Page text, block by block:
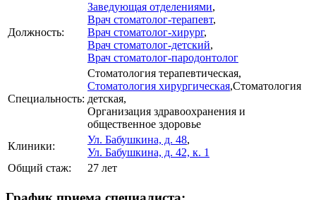
Должность:
Заведующая отделениями,
Врач стоматолог-терапевт,
Врач стоматолог-хирург,
Врач стоматолог-детский,
Врач стоматолог-пародонтолог
Специальность:
Стоматология терапевтическая,
Стоматология хирургическая,Стоматология
детская,
Организация здравоохранения и
общественное здоровье
Клиники:
Ул. Бабушкина, д. 48,
Ул. Бабушкина, д. 42, к. 1
Общий стаж:
27 лет